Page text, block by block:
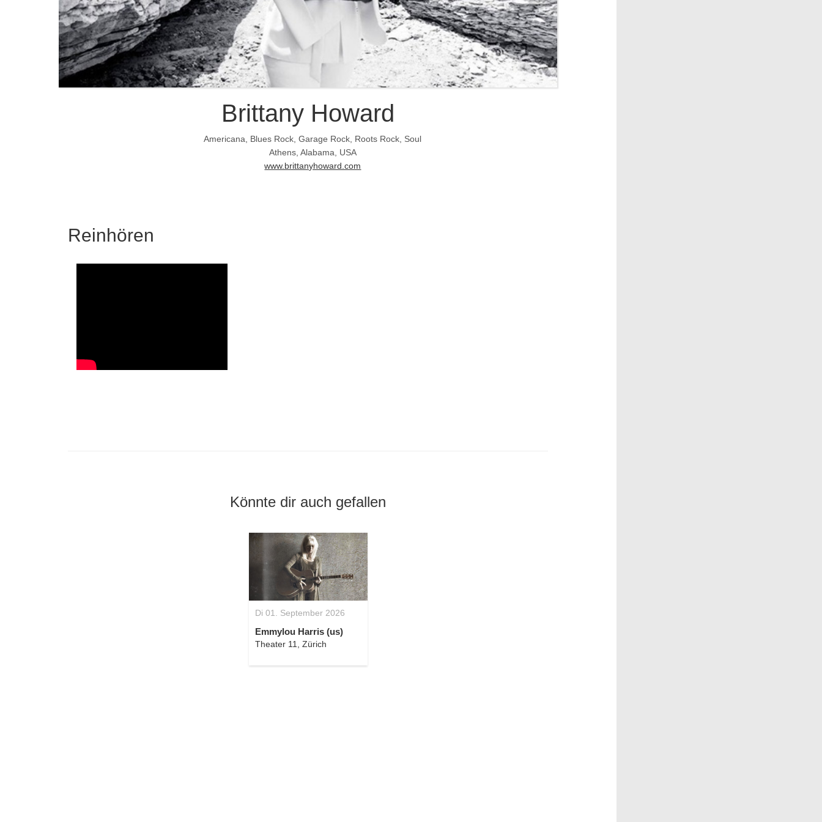
Brittany Howard
Americana, Blues Rock, Garage Rock, Roots Rock, Soul
Athens, Alabama, USA
www.brittanyhoward.com
Reinhören
Könnte dir auch gefallen
Di 01. September 2026
Emmylou Harris (us)
Theater 11, Zürich